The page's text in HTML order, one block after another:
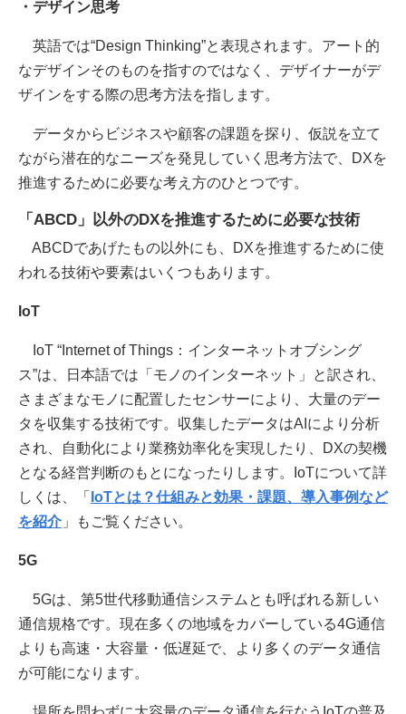
・デザイン思考
英語では“Design Thinking”と表現されます。アート的
なデザインそのものを指すのではなく、デザイナーがデ
ザインをする際の思考方法を指します。
データからビジネスや顧客の課題を探り、仮説を立て
ながら潜在的なニーズを発見していく思考方法で、DXを
推進するために必要な考え方のひとつです。
「ABCD」以外のDXを推進するために必要な技術
ABCDであげたもの以外にも、DXを推進するために使
われる技術や要素はいくつもあります。
IoT
IoT “Internet of Things：インターネットオブシング
ス”は、日本語では「モノのインターネット」と訳され、
さまざまなモノに配置したセンサーにより、大量のデー
タを収集する技術です。収集したデータはAIにより分析
され、自動化により業務効率化を実現したり、DXの契機
となる経営判断のもとになったりします。IoTについて詳
しくは、「 IoTとは？仕組みと効果・課題、導入事例など
を紹介 」もご覧ください。
5G
5Gは、第5世代移動通信システムとも呼ばれる新しい
通信規格です。現在多くの地域をカバーしている4G通信
よりも高速・大容量・低遅延で、より多くのデータ通信
が可能になります。